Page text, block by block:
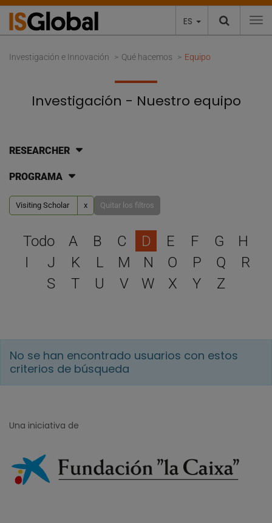
ES
Investigación e Innovación Qué hacemos Equipo
Investigación - Nuestro equipo
RESEARCHER
PROGRAMA
Visiting Scholar x Quitar los filtros
Selecciona una letra
Todo A B C D E F G
H
I
J K L M N O P Q
R
S
T U V W X Y Z
No se han encontrado usuarios con estos
criterios de búsqueda
Una iniciativa de